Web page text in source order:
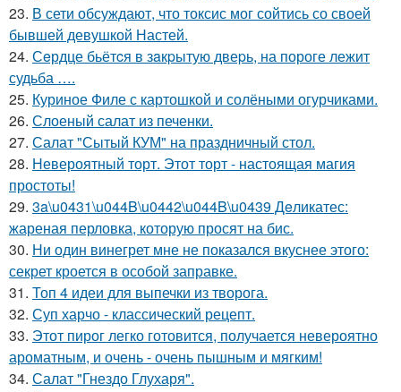
23. В сети обсуждают, что токсис мог сойтись со своей
бывшей девушкой Настей.
24. Сeрдце бьётcя в зaкpытую двеpь, на пороге лежит
судьба ….
25. Куриное Филе с картошкой и солёными огурчиками.
26. Слоеный салат из печенки.
27. Салат "Сытый КУМ" на праздничный стол.
28. Невероятный торт. Этот торт - настоящая магия
простоты!
29. 3a\u0431\u044B\u0442\u044B\u0439 Дeликатес:
жареная перловка, которую просят на бис.
30. Ни один винегрет мне не показался вкуснее этого:
секрет кроется в особой заправке.
31. Топ 4 идеи для выпечки из творога.
32. Суп харчо - классический рецепт.
33. Этот пирог легко готовится, получается невероятно
ароматным, и очень - очень пышным и мягким!
34. Салат "Гнездо Глухаря".